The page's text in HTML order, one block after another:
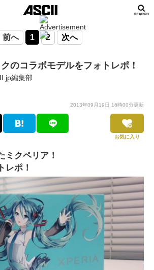
前へ 1 2 次へ
のコラボモデルをフォトレポ！
編集部
2013年09月19日 16時00分更新
お気に入り
ミクペリア！
レポ！